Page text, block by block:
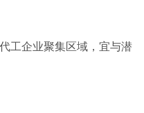
工企业聚集区域，宜与潜